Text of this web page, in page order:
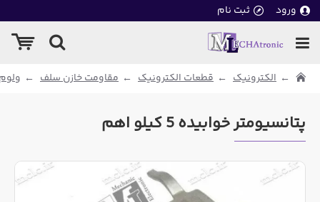
ورود ثبت نام
الکترونیک قطعات الکترونیک مقاومت خازن سلف
پتانسیومتر خوابیده 5 کیلو اهم